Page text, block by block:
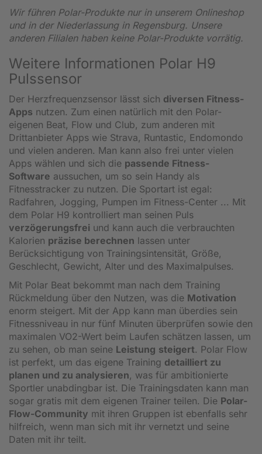
Wir führen Polar-Produkte nur in unserem Onlineshop
und in der Niederlassung in Regensburg. Unsere
anderen Filialen haben keine Polar-Produkte vorrätig.
Weitere Informationen Polar H9
Pulssensor
Der Herzfrequenzsensor lässt sich diversen Fitness-
Apps nutzen. Zum einen natürlich mit den Polar-
eigenen Beat, Flow und Club, zum anderen mit
Drittanbieter Apps wie Strava, Runtastic, Endomondo
und vielen anderen. Man kann also frei unter vielen
Apps wählen und sich die passende Fitness-
Software aussuchen, um so sein Handy als
Fitnesstracker zu nutzen. Die Sportart ist egal:
Radfahren, Jogging, Pumpen im Fitness-Center ... Mit
dem Polar H9 kontrolliert man seinen Puls
verzögerungsfrei und kann auch die verbrauchten
Kalorien präzise berechnen lassen unter
Berücksichtigung von Trainingsintensität, Größe,
Geschlecht, Gewicht, Alter und des Maximalpulses.
Mit Polar Beat bekommt man nach dem Training
Rückmeldung über den Nutzen, was die Motivation
enorm steigert. Mit der App kann man überdies sein
Fitnessniveau in nur fünf Minuten überprüfen sowie den
maximalen VO2-Wert beim Laufen schätzen lassen, um
zu sehen, ob man seine Leistung steigert. Polar Flow
ist perfekt, um das eigene Training detailliert zu
planen und zu analysieren, was für ambitionierte
Sportler unabdingbar ist. Die Trainingsdaten kann man
sogar gratis mit dem eigenen Trainer teilen. Die Polar-
Flow-Community mit ihren Gruppen ist ebenfalls sehr
hilfreich, wenn man sich mit ihr vernetzt und seine
Daten mit ihr teilt.